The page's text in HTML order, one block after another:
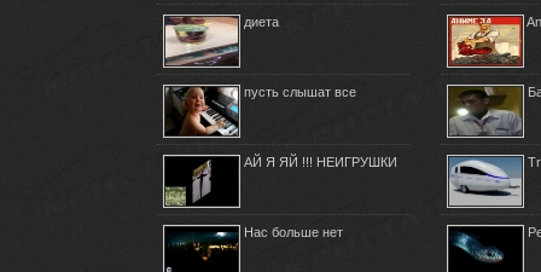
диета
пусть слышат все
АЙ Я ЯЙ !!! НЕИГРУШКИ
Нас больше нет